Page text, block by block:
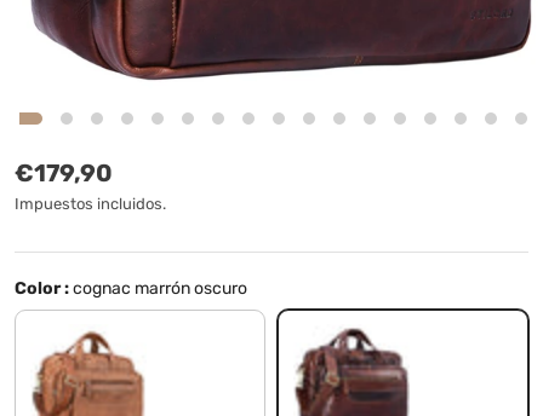
Precio normal
€179,90
Impuestos incluidos.
Color :cognac marrón oscuro
silla - marrón cognac marrón oscuro